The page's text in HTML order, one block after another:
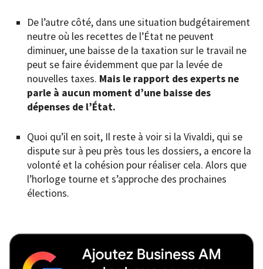
De l’autre côté, dans une situation budgétairement
neutre où les recettes de l’État ne peuvent
diminuer, une baisse de la taxation sur le travail ne
peut se faire évidemment que par la levée de
nouvelles taxes. Mais le rapport des experts ne
parle à aucun moment d’une baisse des
dépenses de l’État.
Quoi qu’il en soit, Il reste à voir si la Vivaldi, qui se
dispute sur à peu près tous les dossiers, a encore la
volonté et la cohésion pour réaliser cela. Alors que
l’horloge tourne et s’approche des prochaines
élections.